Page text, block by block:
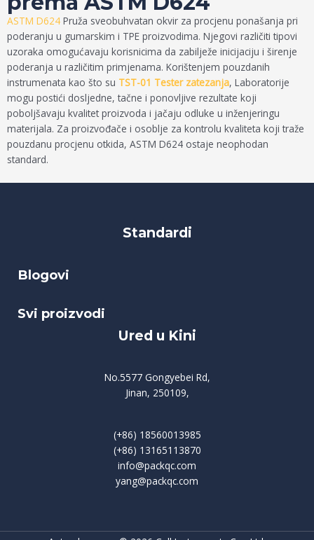
ASTM D624 Pruža sveobuhvatan okvir za procjenu ponašanja pri
poderanju u gumarskim i TPE proizvodima. Njegovi različiti tipovi
uzoraka omogućavaju korisnicima da zabilježe inicijaciju i širenje
poderanja u različitim primjenama. Korištenjem pouzdanih
instrumenata kao što su TST-01 Tester zatezanja, Laboratorije
mogu postići dosljedne, tačne i ponovljive rezultate koji
poboljšavaju kvalitet proizvoda i jačaju odluke u inženjeringu
materijala. Za proizvođače i osoblje za kontrolu kvaliteta koji traže
pouzdanu procjenu otkida, ASTM D624 ostaje neophodan
standard.
Standardi
Blogovi
Svi proizvodi
Ured u Kini
No.5577 Gongyebei Rd,
Jinan, 250109,
(+86) 18560013985
(+86) 13165113870
info@packqc.com
yang@packqc.com